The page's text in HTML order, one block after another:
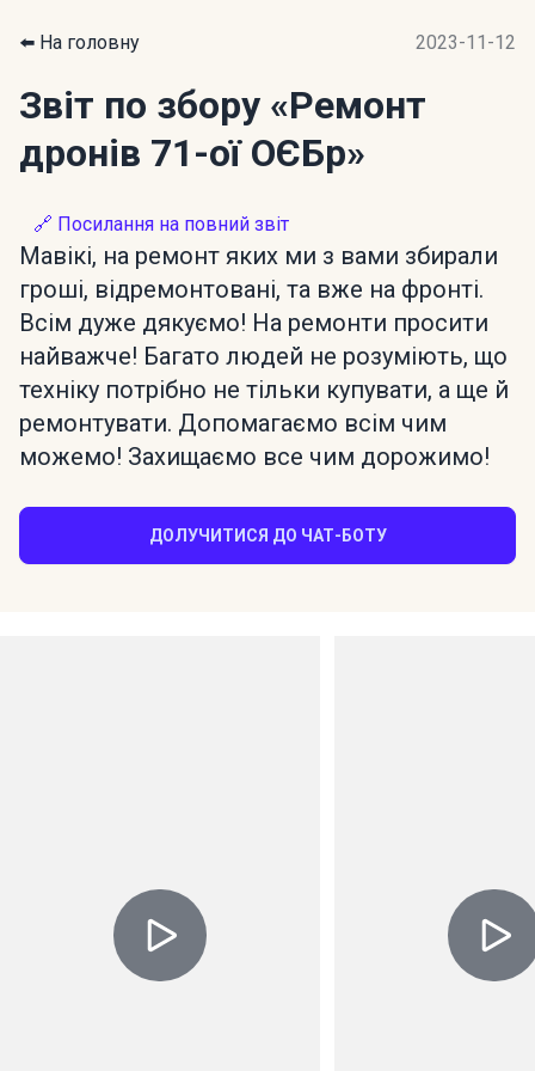
⬅️ На головну 2023-11-12
Звіт по збору «Ремонт
дронів 71-ої ОЄБр»
🔗 Посилання на повний звіт
Мавікі, на ремонт яких ми з вами збирали
гроші, відремонтовані, та вже на фронті.
Всім дуже дякуємо! На ремонти просити
найважче! Багато людей не розуміють, що
техніку потрібно не тільки купувати, а ще й
ремонтувати. Допомагаємо всім чим
можемо! Захищаємо все чим дорожимо!
ДОЛУЧИТИСЯ ДО ЧАТ-БОТУ